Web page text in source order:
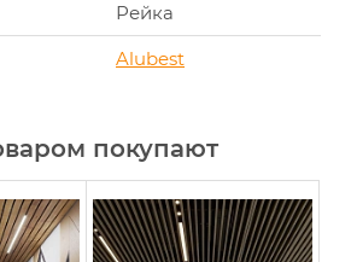
Рейка
Alubest
покупают